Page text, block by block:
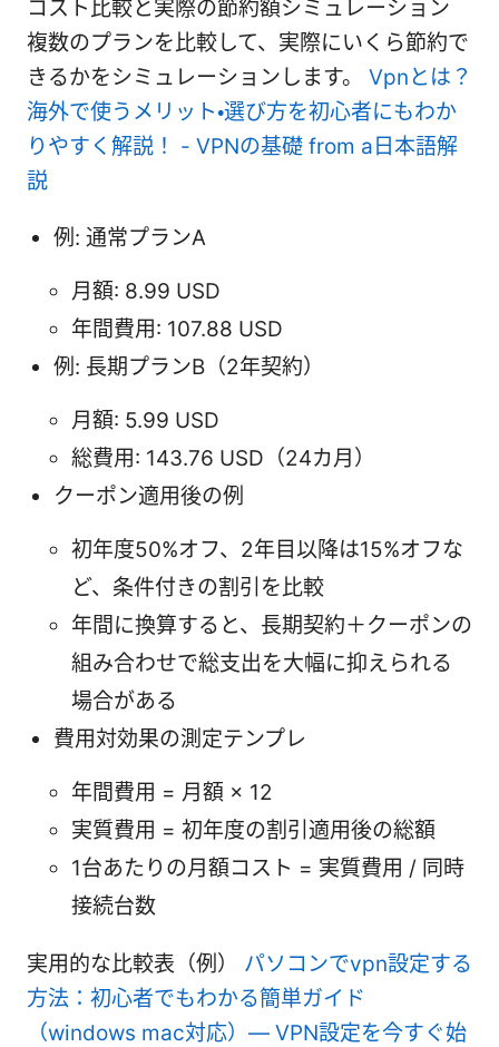
コスト比較と実際の節約額シミュレーション
複数のプランを比較して、実際にいくら節約で
きるかをシミュレーションします。 Vpnとは？
海外で使うメリット・選び方を初心者にもわか
りやすく解説！ - VPNの基礎 from a日本語解
説
例: 通常プランA
月額: 8.99 USD
年間費用: 107.88 USD
例: 長期プランB（2年契約）
月額: 5.99 USD
総費用: 143.76 USD（24カ月）
クーポン適用後の例
初年度50%オフ、2年目以降は15%オフな
ど、条件付きの割引を比較
年間に換算すると、長期契約＋クーポンの
組み合わせで総支出を大幅に抑えられる
場合がある
費用対効果の測定テンプレ
年間費用 = 月額 × 12
実質費用 = 初年度の割引適用後の総額
1台あたりの月額コスト = 実質費用 / 同時
接続台数
実用的な比較表（例） パソコンでvpn設定する
方法：初心者でもわかる簡単ガイド
（windows mac対応）— VPN設定を今すぐ始